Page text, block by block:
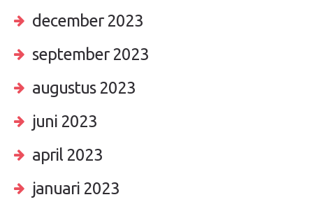
december 2023
september 2023
augustus 2023
juni 2023
april 2023
januari 2023